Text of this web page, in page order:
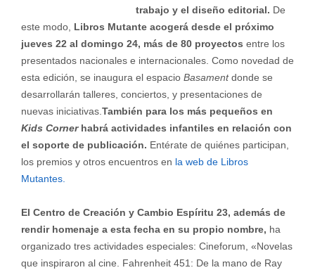
trabajo y el diseño editorial. De
este modo, Libros Mutante acogerá desde el próximo
jueves 22 al domingo 24, más de 80 proyectos entre los
presentados nacionales e internacionales. Como novedad de
esta edición, se inaugura el espacio Basamentdonde se
desarrollarán talleres, conciertos, y presentaciones de
nuevas iniciativas. También para los más pequeños en
Kids Cornerhabrá actividades infantiles en relación con
el soporte de publicación. Entérate de quiénes participan,
los premios y otros encuentros en la web de Libros
Mutantes.
El Centro de Creación y Cambio Espíritu 23, además de
rendir homenaje a esta fecha en su propio nombre, ha
organizado tres actividades especiales: Cineforum, «Novelas
que inspiraron al cine. Fahrenheit 451: De la mano de Ray